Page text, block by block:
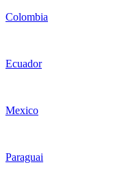
Colombia
Ecuador
Mexico
Paraguai